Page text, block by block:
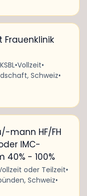
Frauenklinik
•Vollzeit•
Schweiz•
mann HF/FH
IMC-
40% - 100%
oder Teilzeit•
Schweiz•